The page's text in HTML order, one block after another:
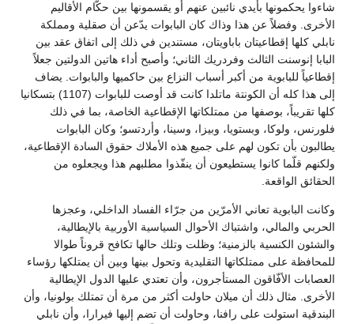
شاءوا يحكمونها بأيدي نائبين عنهم أو يقسمونها بين حكّام الأقاليم
الأخرى. وفضلاً عن هذا وذاك كان البابوات يدّعن أن صقلية ومملكة
نابلي كلها إقطاعيتان باباويتان، مستندين في ذلك إلى اتفاق عقد بين
البابا إنوسنت الثالث وفردريك الثاني؛ وأصبح أداء هاتين الدولتين جعلاً
إقطاعياً للبابوية من أكبر أسباب النزاع بين حاكميها والبابوات. يضاف
إلى هذا كله أن الكونتة ماتلدا كانت قد أوصت للبابوات (1107) بتسكانيا
كلها تقريباً، بوصفها من ممتلكاتها الإقطاعية الخاصة، بما في ذلك
فلورنس، ولوكا، وبستويا، وبيزا، وسينا، وأردتسو؛ وكان البابوات
يطالبون بأن تكون لهم على جميع هذه الأملاك حقوق السادة الإقطاعية،
ولكنهم قلّما كانوا يستطيعون أن ينفّذوا مطلبهم هذا ويجعلوه من
الحقائق الواقعة.
وكانت البابوية تعاني الأمرّين من جرّاء الفساد الداخلي، وعجزها
الحربي والمالي، واشتباك الأحوال السياسية الأوربية بالإيطالية،
والشئون الكنسية بالزمنية؛ وظلت وتلك حالها تكافح قروناً طوالا
للمحافظة على ممتلكاتها التقليدية وتحول بينها وبين أن يمتلكها رؤساء
العصابات الأفّاقون المستأجرون، وأن تعتدي عليها الدول الإيطالية
الأخرى. مثال ذلك أن ميلان حاولت أكثر من مرة أن تمتلك بولونيا، وأن
البندقية استولت على رافنا، وحاولت أن تضم إليها فيرارا، وأن نابلي